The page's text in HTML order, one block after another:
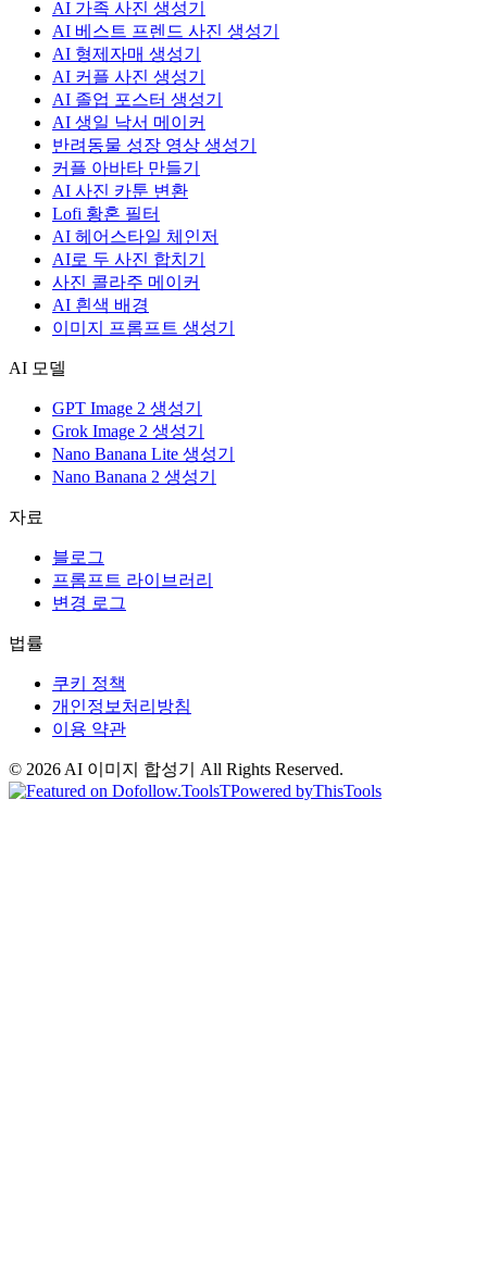
AI 가족 사진 생성기
AI 베스트 프렌드 사진 생성기
AI 형제자매 생성기
AI 커플 사진 생성기
AI 졸업 포스터 생성기
AI 생일 낙서 메이커
반려동물 성장 영상 생성기
커플 아바타 만들기
AI 사진 카툰 변환
Lofi 황혼 필터
AI 헤어스타일 체인저
AI로 두 사진 합치기
사진 콜라주 메이커
AI 흰색 배경
이미지 프롬프트 생성기
AI 모델
GPT Image 2 생성기
Grok Image 2 생성기
Nano Banana Lite 생성기
Nano Banana 2 생성기
자료
블로그
프롬프트 라이브러리
변경 로그
법률
쿠키 정책
개인정보처리방침
이용 약관
© 2026AI 이미지 합성기
All Rights Reserved.
TPowered byThisTools